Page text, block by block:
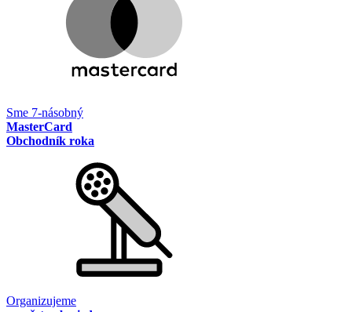
Sme 7-násobný
MasterCard
Obchodník roka
Organizujeme